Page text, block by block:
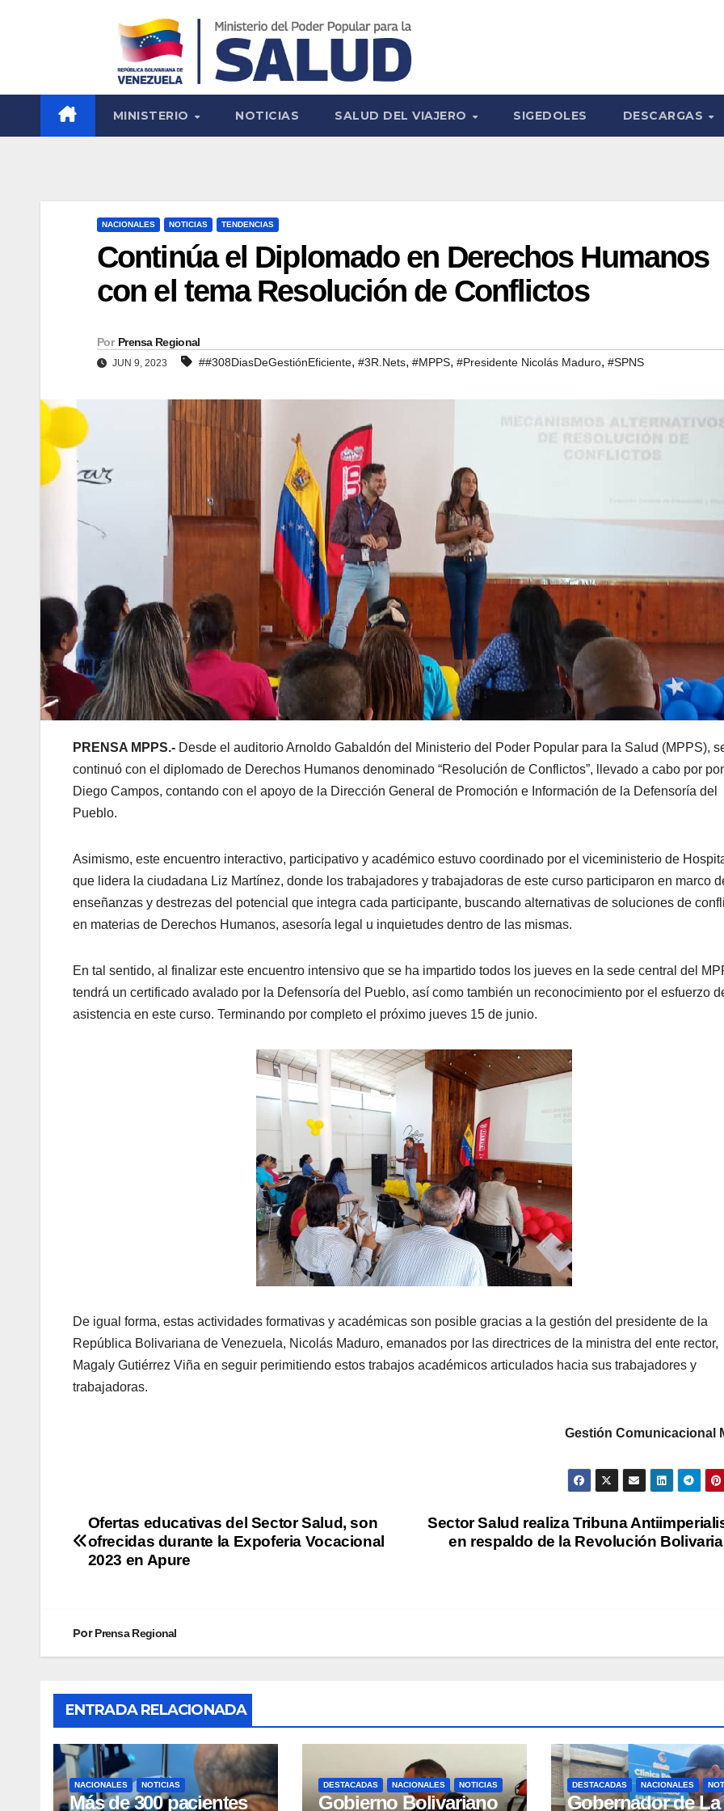
MINISTERIO NOTICIAS SALUD DEL VIAJERO SIGEDOLES DESCARGAS
NACIONALES NOTICIAS TENDENCIAS
Continúa el Diplomado en Derechos Humanos
con el tema Resolución de Conflictos
Por Prensa Regional
JUN 9, 2023 ##308DiasDeGestiónEficiente, #3R.Nets, #MPPS, #Presidente Nicolás Maduro, #SPNS
PRENSA MPPS.- Desde el auditorio Arnoldo Gabaldón del Ministerio del Poder Popular para la Salud (MPPS),
continuó con el diplomado de Derechos Humanos denominado “Resolución de Conflictos”, llevado a cabo por
Diego Campos, contando con el apoyo de la Dirección General de Promoción e Información de la Defensoría del
Pueblo.
Asimismo, este encuentro interactivo, participativo y académico estuvo coordinado por el viceministerio de
que lidera la ciudadana Liz Martínez, donde los trabajadores y trabajadoras de este curso participaron en marco
enseñanzas y destrezas del potencial que integra cada participante, buscando alternativas de soluciones de
en materias de Derechos Humanos, asesoría legal u inquietudes dentro de las mismas.
En tal sentido, al finalizar este encuentro intensivo que se ha impartido todos los jueves en la sede central del
tendrá un certificado avalado por la Defensoría del Pueblo, así como también un reconocimiento por el esfuerzo
asistencia en este curso. Terminando por completo el próximo jueves 15 de junio.
De igual forma, estas actividades formativas y académicas son posible gracias a la gestión del presidente de la
República Bolivariana de Venezuela, Nicolás Maduro, emanados por las directrices de la ministra del ente rector,
Magaly Gutiérrez Viña en seguir perimitiendo estos trabajos académicos articulados hacia sus trabajadores y
trabajadoras.
Gestión Comunicacional
Sector Salud realiza Tribuna
en respaldo de la Revolución
Ofertas educativas del Sector Salud, son
ofrecidas durante la Expoferia Vocacional
2023 en Apure
PorPrensa Regional
ENTRADA RELACIONADA
NACIONALES NOTICIAS
Más de 300 pacientes
DESTACADAS NACIONALES NOTICIAS
Gobierno Bolivariano
DESTACADAS NACIONALES
Gobernador de La